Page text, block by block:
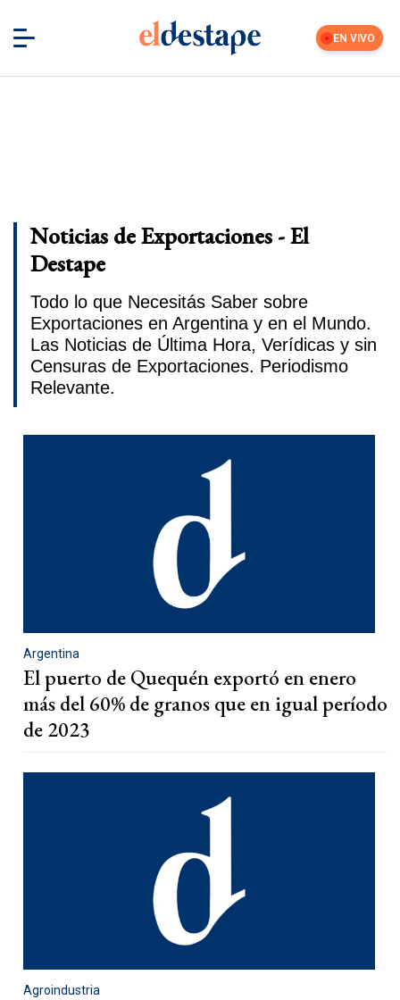
EN VIVO
Noticias de Exportaciones - El
Destape
Todo lo que Necesitás Saber sobre
Exportaciones en Argentina y en el Mundo.
Las Noticias de Última Hora, Verídicas y sin
Censuras de Exportaciones. Periodismo
Relevante.
Argentina
El puerto de Quequén exportó en enero
más del 60% de granos que en igual período
de 2023
Agroindustria